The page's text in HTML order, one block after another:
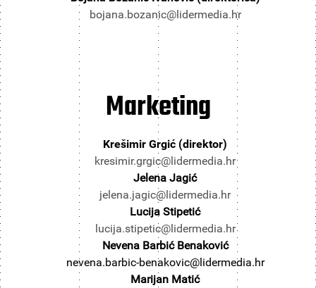
bojana.bozanic@lidermedia.hr
Marketing
Krešimir Grgić (direktor)
kresimir.grgic@lidermedia.hr
Jelena Jagić
jelena.jagic@lidermedia.hr
Lucija Stipetić
lucija.stipetic@lidermedia.hr
Nevena Barbić Benaković
nevena.barbic-benakovic@lidermedia.hr
Marijan Matić